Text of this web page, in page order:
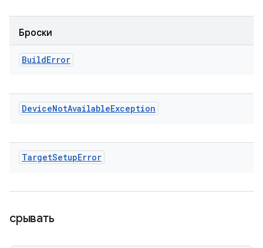
Броски
BuildError
DeviceNotAvailableException
TargetSetupError
срывать